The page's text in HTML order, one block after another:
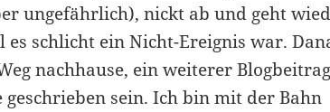
ungefährlich), nickt ab und geht
schlicht ein Nicht-Ereignis war.
nachhause, ein weiterer
geschrieben sein. Ich bin mit der Bahn